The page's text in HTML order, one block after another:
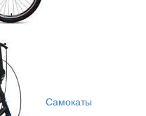
Самокаты